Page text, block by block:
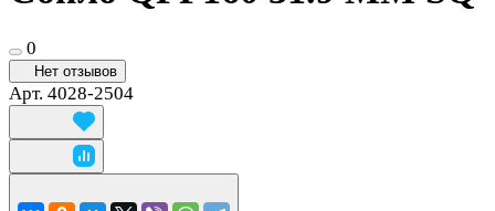
0
Нет отзывов
Арт. 4028-2504